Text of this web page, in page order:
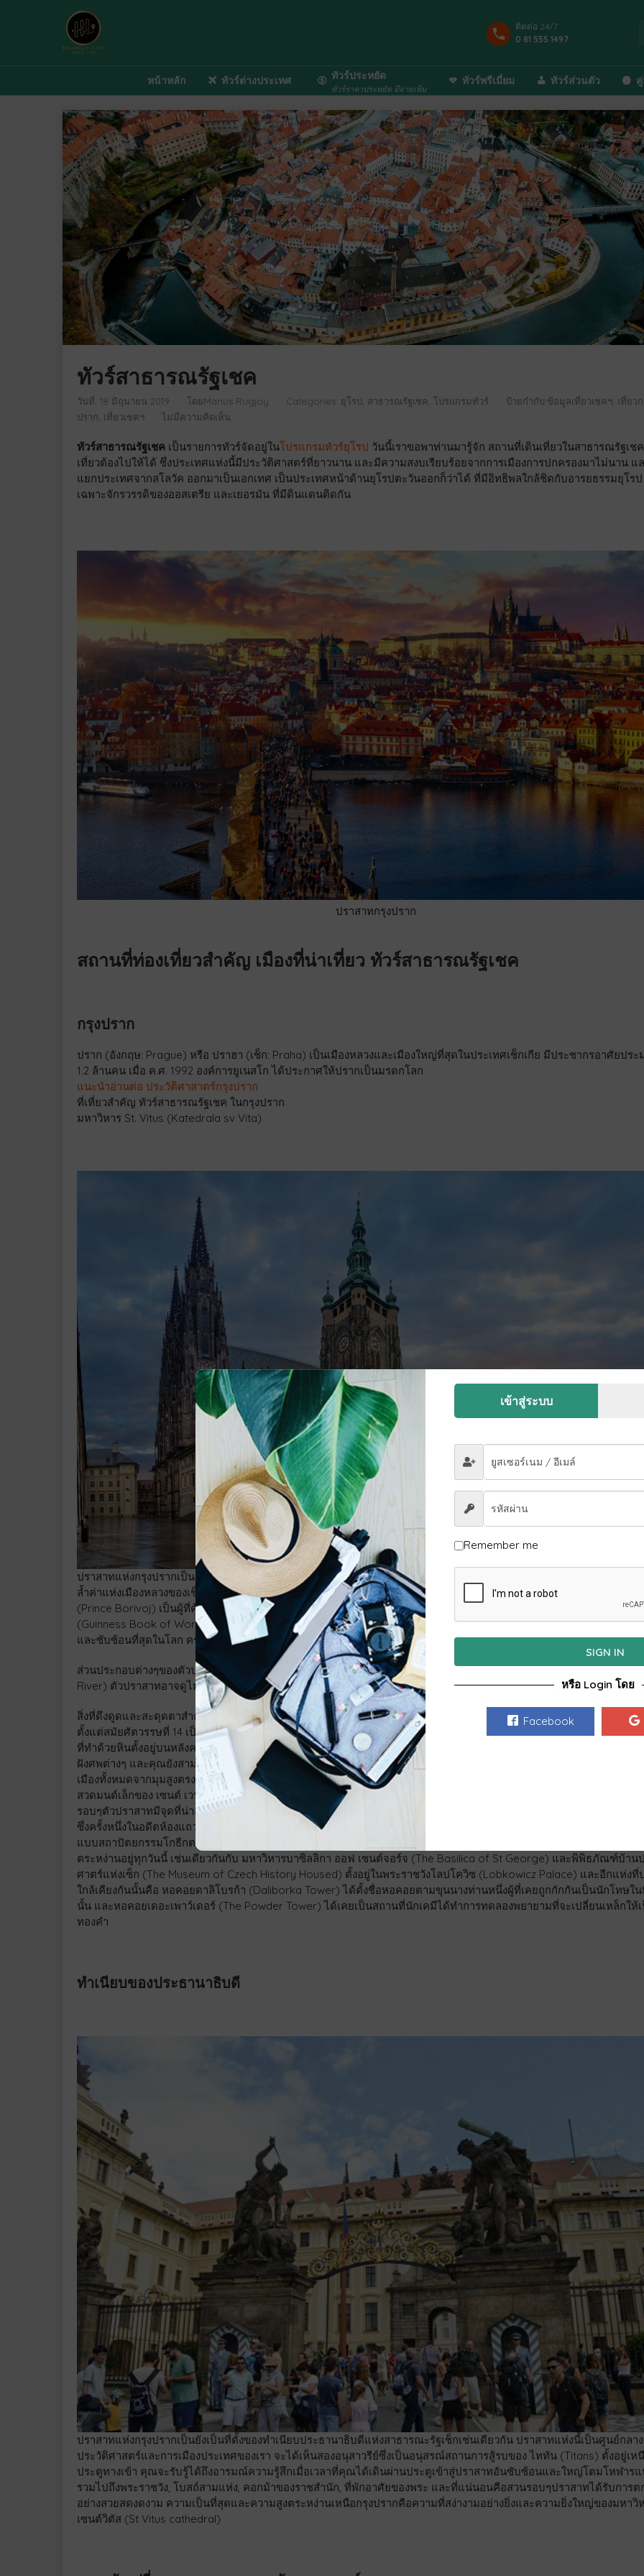
ติดต่อ 24/7
0 81 555 1497
หน้าหลัก ทัวร์ต่างประเทศ ทัวร์ประหยัด
ทัวร์ราคาประหยัด มีจ่ายเพิ่ม
ทัวร์พรีเมี่ยม ทัวร์ส่วนตัว
ทัวร์สาธารณรัฐเชค
วันที่: 18 มิถุนายน 2019 โดย Manus Rugjoy Categories: ยุโรป สาธารณรัฐเชค โปรแกรมทัวร์ ป้ายกำกับ: ข้อมูลเที่ยวเชคฯ เที่ยว
ปราก เที่ยวเชคฯ ไม่มีความคิดเห็น
ทัวร์สาธารณรัฐเชค เป็นรายการทัวร์จัดอยู่ในโปรแกรมทัวร์ยุโรป วันนี้เราขอพาท่านมารู้จัก สถานที่เดินเที่ยวในสาธารณรัฐเช
เที่ยวต้องไปให้ได้ ซึ่งประเทศแห่งนี้มีประวัติศาสตร์ที่ยาวนาน และมีความสงบเรียบร้อยจากการเมืองการปกครองมาไม่นาน แ
แยกประเทศจากสโลวัค ออกมาเป็นเอกเทศ เป็นประเทศหน้าด้านยุโรปตะวันออกก็ว่าได้ ที่มีอิทธิพลใกล้ชิดกับอารยธรรมยุโร
เฉพาะจักรวรรดิของออสเตรีย และเยอรมัน ที่มีดินแดนติดกัน
ปราสาทกรุงปราก
สถานที่ท่องเที่ยวสำคัญ เมืองที่น่าเที่ยว ทัวร์สาธารณรัฐเชค
กรุงปราก
ปราก (อังกฤษ: Prague) หรือ ปราฮา (เช็ก: Praha) เป็นเมืองหลวงและเมืองใหญ่ที่สุดในประเทศเช็กเกีย มีประชากรอาศัยปร
1.2 ล้านคน เมื่อ ค.ศ. 1992 องค์การยูเนสโก ได้ประกาศให้ปรากเป็นมรดกโลก
แนะนำอ่านต่อ ประวัติศาสาตร์กรุงปราก
ที่เที่ยวสำคัญ ทัวร์สาธารณรัฐเชค ในกรุงปราก
มหาวิหาร St. Vitus (Katedrala sv Vita)
ปราสาทแห่งกรุงปรากเป็นสถานที่แห่งหนึ่งที่มีผู้คนเข้าเยี่ยมชมมากที่สุด และเป็นจุดสำคัญที่สุดของทั้งเมือง เปรียบดั่งว่าเป็น
ล้ำค่าแห่งเมืองหลวงของเช็ก ปราสาทแห่งนี้เป็นสัญลักษณ์อันเก่าแก่ของแผ่นดินเช็ก และความน่าเป็นไปได้ที่สุดคือ เจ้าชายโป
(Prince Borivoj) เป็นผู้ที่ค้นพบเมื่อปี ค.ศ. 880 โดยตัวปราสาทเองเป็นเสมือนกับเมืองน้อยๆ เมืองหนึ่ง และตามที่หนังสือกินเน
(Guinness Book of World Records) ได้บันทึกไว้ว่า เป็นปราสาทที่มีการเชื่อมโยงกันระหว่างส่วนประกอบต่างๆของปราสา
และซับซ้อนที่สุดในโลก ครอบคลุมพื้นที่ถึง 70,000 ตารางเมตร (437.5 ไร่) และยังคงใช้งานอยู่ในปัจจุบันนี้
ส่วนประกอบต่างๆของตัวปราสาททั้งหมดตั้งอยู่บนยอดเนินเขาและลดหลั่นลงมาจนถึงชายฝั่งด้านซ้ายของแม่น้ำวัลตารา
River) ตัวปราสาทอาจดูไม่เหมือนปราสาทแบบดั้งเดิมเป็นเพราะจากกรสร้างที่ได้กระจายออกไปตามแนวราบมากกว่าแนวตั้ง
สิ่งที่ดึงดูดและสะดุดตาสำคัญๆ ต่อนักท่องเที่ยวคือมหาวิหารเซนต์วิตัส แคทเทอร์ดรอล (St Vitus cathedral) มหาวิหารหลังนี้ส
ตั้งแต่สมัยศัตวรรษที่ 14 เป็นการสร้างแบบสถาปัตยกรรมโกธีก (Gothic) ที่ได้ตกแต่งประดับประดาไปด้วยหัวสัตว์ประหลาดม
ที่ทำด้วยหินตั้งอยู่บนหลังคาและปากท่อรางน้ำฝน ส่วนภายในของมหาวิหารนักท่องเที่ยวจะได้พบกับความงามอันประณีตของ
ฝังศพต่างๆ และคุณยังสามารถปีนไต่ขึ้นไปบนยอดสุดของหอระฆังได้ ซึ่งเป็นจุดที่สูงสุดของปราสาทและสามารถชมความงาม
เมืองทั้งหมดจากมุมสูงตรงนั้น นอกจากนั้นมหาวิหารแห่งนี้ยังมีห้องสำหรับสวดมนต์เล็กที่อยู่ด้านข้างรอบๆ และสิ่งหนึ่งที่น่าทึ่งข
สวดมนต์เล็กของ เซนต์ เวนเซสลาส คือกำแพงฝาผนังที่ประดับได้ด้วยพลอยและหินที่มีสีสันสดใสระรานตา
รอบๆตัวปราสาทมีจุดที่น่าสนใจอยู่หลายแห่งอย่างเช่นถนนโกลเด้น เลน (Golden Lane) ซึ่งเป็นห้องแถวร้านค้าเล็กๆตั้งอยู่เรีย
ซึ่งครั้งหนึ่งในอดีตห้องแถวเหล่านี้เคยใช้เป็นบ้านพักของทหารยามเฝ้าพระราชวัง พระราชวังเก่ามีการสร้างหลังคาที่มีรูปทรงแ
แบบสถาปัตยกรรมโกธีกตอนปลาย หรือเรียกอีกอย่างว่าสถาปัตยกรรมโกธีกวิจิตร (late Gothic) ซึ่งเป็นส่วนหนึ่งของปราสาท
ตระหง่านอยู่ทุกวันนี้ เช่นเดียวกันกับ มหาวิหารบาซิลลิกา ออฟ เซนต์จอร์จ (The Basilica of St George) และพิพิธภัณฑ์บ้าน
ศาตร์แห่งเซ็ก (The Museum of Czech History Housed) ตั้งอยู่ในพระราชวังโลปโควิซ (Lobkowicz Palace) และอีกแห่งที่
ใกล้เคียงกันนั้นคือ หอคอยดาลิโบรก้า (Daliborka Tower) ได้ตั้งชื่อหอคอยตามขุนนางท่านหนึ่งผู้ที่เคยถูกกักกันเป็นนักโทษใ
นั้น และหอคอยเดอะเพาว์เดอร์ (The Powder Tower) ได้เคยเป็นสถานที่นักเคมีได้ทำการทดลองพยายามที่จะเปลี่ยนเหล็กให้
ทองคำ
ทำเนียบของประธานาธิบดี
ปราสาทแห่งกรุงปรากเป็นยังเป็นที่ตั้งของทำเนียบประธานาธิบดีแห่งสาธารณะรัฐเช็กเช่นเดียวกัน ปราสาทแห่งนี้เป็นศูนย์กลา
ประวัติศาสตร์และการเมืองประเทศของเรา จะได้เห็นสองอนุสาวรีย์ซึ่งเป็นอนุสรณ์สถานการสู้รบของ ไททัน (Titans) ตั้งอยู่เห
ประตูทางเข้า คุณจะรับรู้ได้ถึงอารมณ์ความรู้สึกเมื่อเวลาที่คุณได้เดินผ่านประตูเข้าสู่ปราสาทอันซับซ้อนและใหญ่โตมโหฬาร
รวมไปถึงพระราชวัง, โบสถ์สามแห่ง, คอกม้าของราชสำนัก, ที่พักอาศัยของพระ และที่แน่นอนคือสวนรอบๆปราสาทได้รับการต
อย่างสวยสดงดงาม ความเป็นที่สุดและความสูงตระหง่านเหนือกรุงปรากคือความที่สง่างามอย่างยิ่งและความยิ่งใหญ่ของมหาวิ
เซนต์วิตัส (St Vitus cathedral)
เข้าสู่ระบบ
Remember me
SIGN IN
หรือ Login โดย
Facebook